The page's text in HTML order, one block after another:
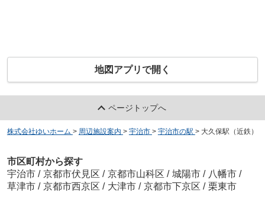
地図アプリで開く
ページトップへ
株式会社ゆいホーム > 周辺施設案内 > 宇治市 > 宇治市の駅 > 大久保駅（近鉄）
市区町村から探す
宇治市 / 京都市伏見区 / 京都市山科区 / 城陽市 / 八幡市 /
草津市 / 京都市西京区 / 大津市 / 京都市下京区 / 栗東市